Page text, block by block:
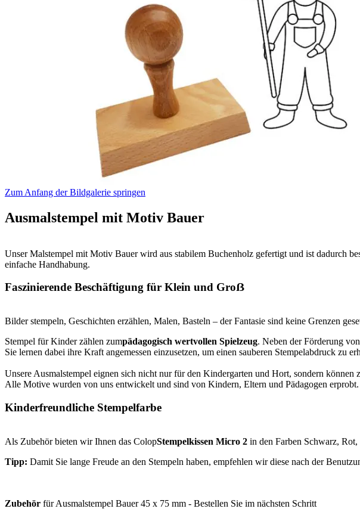
Zum Anfang der Bildgalerie springen
Ausmalstempel mit Motiv Bauer
Unser Malstempel mit Motiv Bauer wird aus stabilem Buchenholz gefertigt und ist dadurch
einfache Handhabung.
Faszinierende Beschäftigung für Klein und Groẞ
Bilder stempeln, Geschichten erzählen, Malen, Basteln – der Fantasie sind keine Grenzen
Stempel für Kinder zählen zumpädagogisch wertvollen Spielzeug. Neben der Förderung
Sie lernen dabei ihre Kraft angemessen einzusetzen, um einen sauberen Stempelabdruck zu
Unsere Ausmalstempel eignen sich nicht nur für den Kindergarten und Hort, sondern
Alle Motive wurden von uns entwickelt und sind von Kindern, Eltern und Pädagogen
Kinderfreundliche Stempelfarbe
Als Zubehör bieten wir Ihnen das ColopStempelkissen Micro 2 in den Farben Schwarz,
Tipp: Damit Sie lange Freude an den Stempeln haben, empfehlen wir diese nach der
Zubehör für Ausmalstempel Bauer 45 x 75 mm - Bestellen Sie im nächsten Schritt